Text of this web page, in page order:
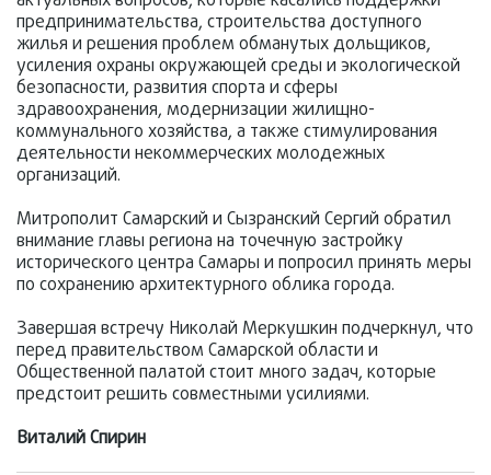
предпринимательства, строительства доступного
жилья и решения проблем обманутых дольщиков,
усиления охраны окружающей среды и экологической
безопасности, развития спорта и сферы
здравоохранения, модернизации жилищно-
коммунального хозяйства, а также стимулирования
деятельности некоммерческих молодежных
организаций.
Митрополит Самарский и Сызранский Сергий обратил
внимание главы региона на точечную застройку
исторического центра Самары и попросил принять меры
по сохранению архитектурного облика города.
Завершая встречу Николай Меркушкин подчеркнул, что
перед правительством Самарской области и
Общественной палатой стоит много задач, которые
предстоит решить совместными усилиями.
Виталий Спирин